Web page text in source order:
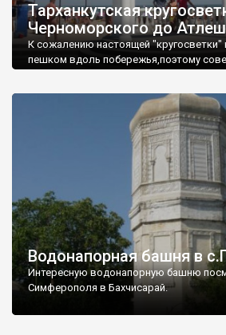
Тарханкутская
Черноморского до
К сожалению настоящей "кругосветки"
пешком вдоль побережья,поэтому
Водонапорная башня в
Интересную водонапорную башню
Симферополя в Бахчисарай.